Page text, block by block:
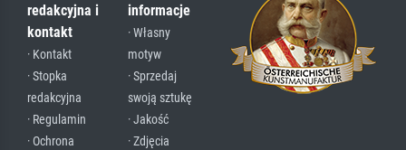
redakcyjna i
kontakt
· Kontakt
· Stopka
redakcyjna
· Regulamin
· Ochrona
informacje
· Własny
motyw
· Sprzedaj
swoją sztukę
· Jakość
· Zdjęcia